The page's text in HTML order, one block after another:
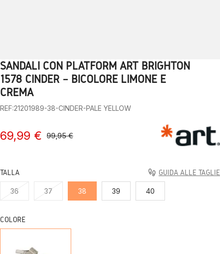
1 2 3 4 5 6 7 8 9 10
SANDALI CON PLATFORM ART BRIGHTON
1578 CINDER – BICOLORE LIMONE E
CREMA
REF:21201989-38-CINDER-PALE YELLOW
69,99 € 99,95 €
TALLA GUIDA ALLE TAGLIE
36 37 38 39 40
COLORE